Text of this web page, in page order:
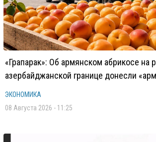
«Грапарак»: Об армянском абрикосе на
азербайджанской границе донесли
ЭКОНОМИКА
08 Августа 2026 - 11:25